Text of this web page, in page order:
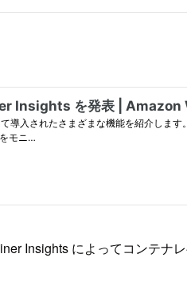
Insights によってコンテ